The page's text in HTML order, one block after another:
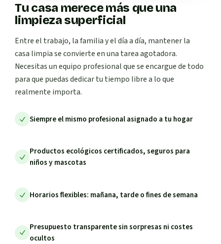
Tu casa merece más que una
limpieza superficial
Entre el trabajo, la familia y el día a día, mantener la
casa limpia se convierte en una tarea agotadora.
Necesitas un equipo profesional que se encargue de todo
para que puedas dedicar tu tiempo libre a lo que
realmente importa.
Siempre el mismo profesional asignado a tu hogar
Productos ecológicos certificados, seguros para
niños y mascotas
Horarios flexibles: mañana, tarde o fines de semana
Presupuesto transparente sin sorpresas ni costes
ocultos